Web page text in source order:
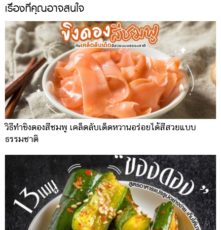
เรื่องที่คุณอาจสนใจ
วิธีทำขิงดองสีชมพู เคล็ดลับเด็ดหวานอร่อยได้สีสวยแบบ
ธรรมชาติ